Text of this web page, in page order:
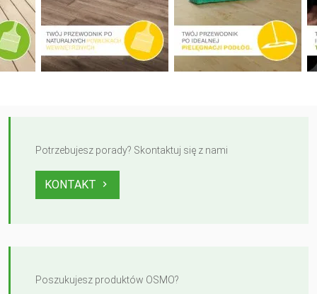
Potrzebujesz porady? Skontaktuj się z nami
KONTAKT
Poszukujesz produktów OSMO?